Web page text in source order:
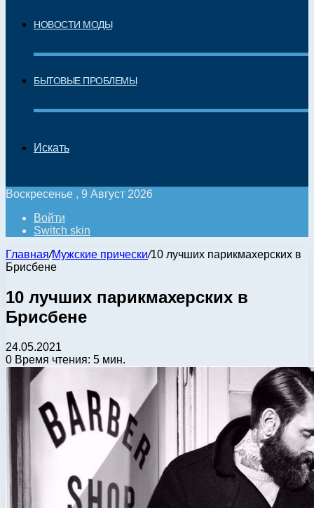
НОВОСТИ МОДЫ
БЫТОВЫЕ ПРОБЛЕМЫ
Искать
Воскресенье , 9 Август 2026
Войти
Switch skin
Главная/Мужские прически/10 лучших парикмахерских в
Брисбене
10 лучших парикмахерских в
Брисбене
24.05.2021
0 Время чтения: 5 мин.